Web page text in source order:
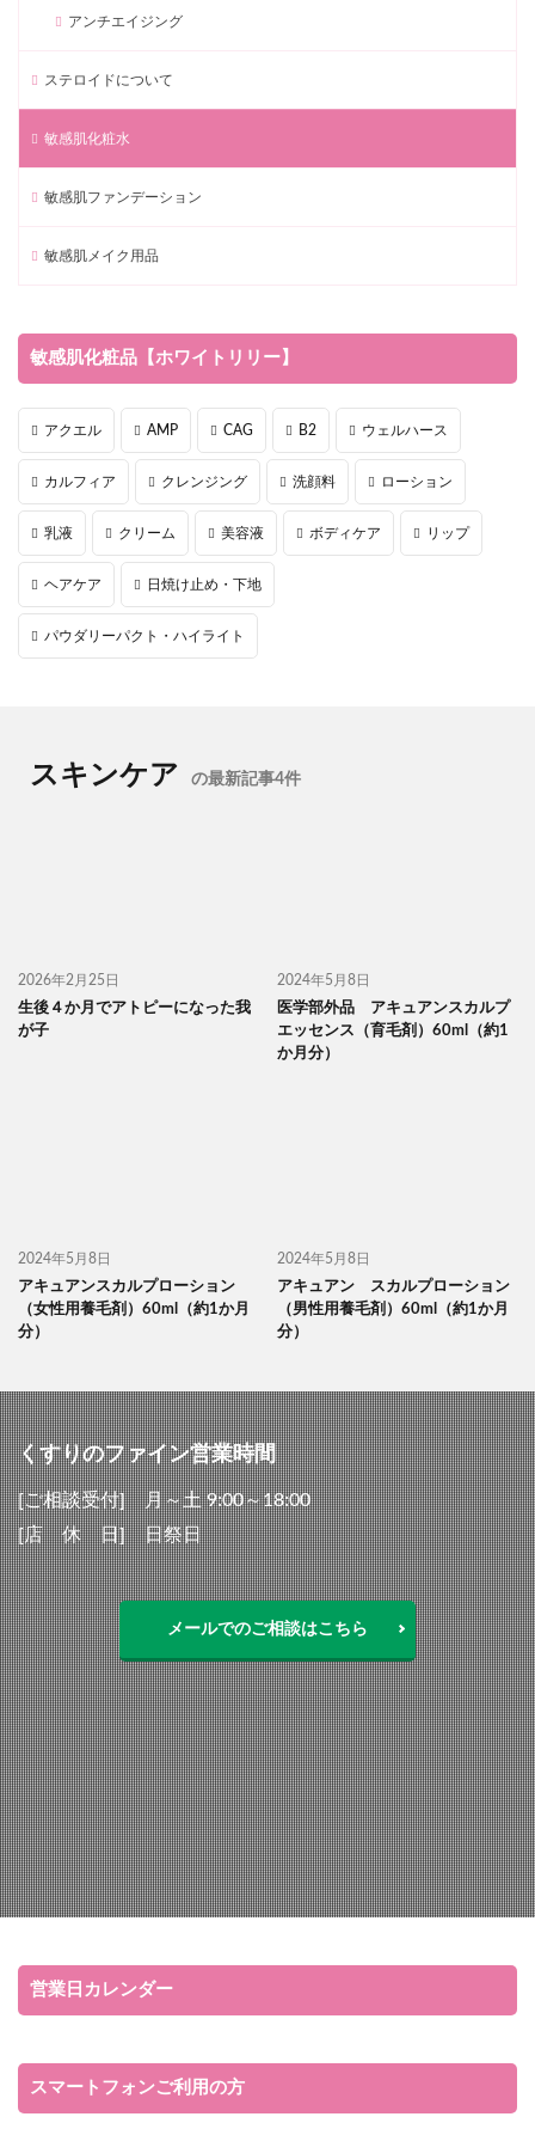
アンチエイジング
ステロイドについて
敏感肌化粧水
敏感肌ファンデーション
敏感肌メイク用品
敏感肌化粧品【ホワイトリリー】
アクエル AMP CAG B2 ウェルハース
カルフィア クレンジング 洗顔料 ローション
乳液 クリーム 美容液 ボディケア リップ
ヘアケア 日焼け止め・下地
パウダリーパクト・ハイライト
スキンケア の最新記事4件
2026年2月25日
生後４か月でアトピーになった我
が子
2024年5月8日
医学部外品 アキュアンスカルプ
エッセンス（育毛剤）60ml（約1
か月分）
2024年5月8日
アキュアンスカルプローション
（女性用養毛剤）60ml（約1か月
分）
2024年5月8日
アキュアン スカルプローション
（男性用養毛剤）60ml（約1か月
分）
くすりのファイン営業時間
[ご相談受付] 月～土 9:00～18:00
[店 休 日] 日祭日
メールでのご相談はこちら
営業日カレンダー
スマートフォンご利用の方